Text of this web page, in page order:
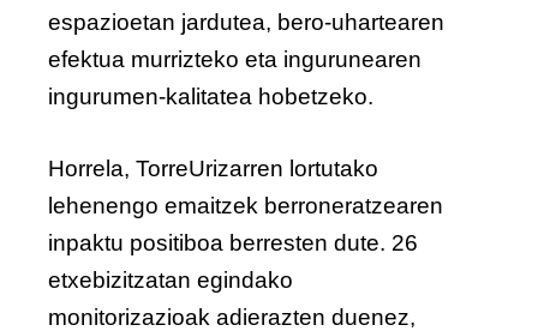
espazioetan jardutea, bero-uhartearen
efektua murrizteko eta ingurunearen
ingurumen-kalitatea hobetzeko.
Horrela, TorreUrizarren lortutako
lehenengo emaitzek berroneratzearen
inpaktu positiboa berresten dute. 26
etxebizitzatan egindako
monitorizazioak adierazten duenez,